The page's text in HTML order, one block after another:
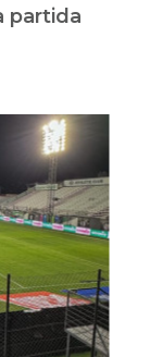
partida